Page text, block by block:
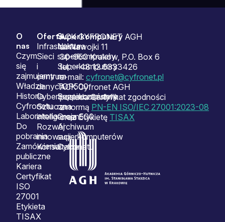
Sitemap
O
nas
Czym
się
zajmujemy
Władze
Historia
Cyfronetu
Laboratoria
Do
pobrania
Zamówienia
publiczne
Kariera
Certyfikat
ISO
27001
Etykieta
TISAX
Oferta
Infrastruktura
Sieci
i
centrum
danych
Cyberbezpieczeństwo
Sztuczna
inteligencja
Rozwój
innowacji
Konsultacje
Superkomputery
Nasze
superkomputery
Superkomputery
na
TOP500
Superkomputery
na
Green500
Archiwum
superkomputerów
Cyfronetu
ACK CYFRONET AGH
ul. Nawojki 11
30-950 Kraków, P.O. Box 6
tel.: +48 12 6333426
e-mail: cyfronet@cyfronet.pl
ACK Cyfronet AGH
posiada Certyfikat zgodności
z normą PN-EN ISO/IEC 27001:2023-08
oraz Etykietę TISAX